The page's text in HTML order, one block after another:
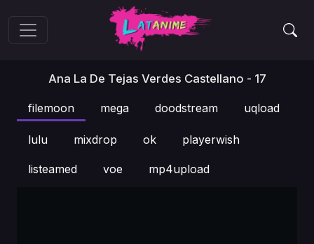
Ana La De Tejas Verdes Castellano - 17
filemoon mega doodstream uqload
lulu mixdrop ok playerwish
listeamed voe mp4upload